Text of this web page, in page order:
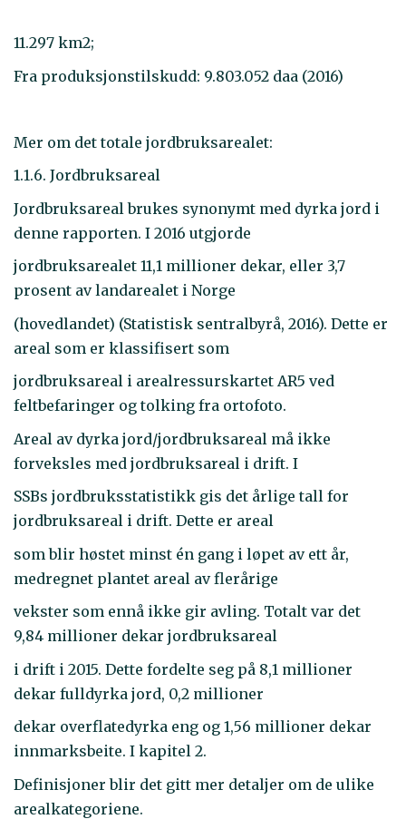
11.297 km2;
Fra produksjonstilskudd: 9.803.052 daa (2016)
Mer om det totale jordbruksarealet:
1.1.6. Jordbruksareal
Jordbruksareal brukes synonymt med dyrka jord i
denne rapporten. I 2016 utgjorde
jordbruksarealet 11,1 millioner dekar, eller 3,7
prosent av landarealet i Norge
(hovedlandet) (Statistisk sentralbyrå, 2016). Dette er
areal som er klassifisert som
jordbruksareal i arealressurskartet AR5 ved
feltbefaringer og tolking fra ortofoto.
Areal av dyrka jord/jordbruksareal må ikke
forveksles med jordbruksareal i drift. I
SSBs jordbruksstatistikk gis det årlige tall for
jordbruksareal i drift. Dette er areal
som blir høstet minst én gang i løpet av ett år,
medregnet plantet areal av flerårige
vekster som ennå ikke gir avling. Totalt var det
9,84 millioner dekar jordbruksareal
i drift i 2015. Dette fordelte seg på 8,1 millioner
dekar fulldyrka jord, 0,2 millioner
dekar overflatedyrka eng og 1,56 millioner dekar
innmarksbeite. I kapitel 2.
Definisjoner blir det gitt mer detaljer om de ulike
arealkategoriene.